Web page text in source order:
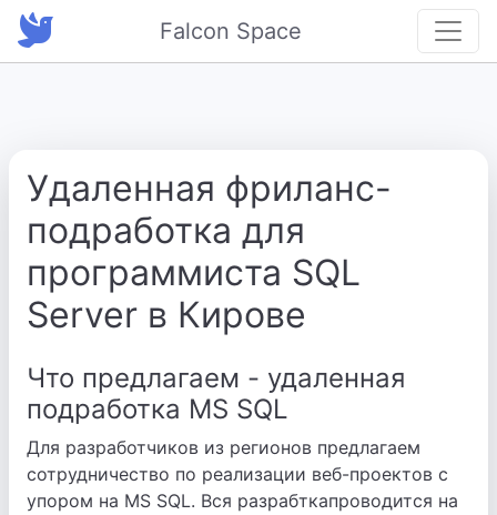
Falcon Space
Удаленная фриланс-
подработка для
программиста SQL
Server в Кирове
Что предлагаем - удаленная
подработка MS SQL
Для разработчиков из регионов предлагаем
сотрудничество по реализации веб-проектов с
упором на MS SQL. Вся разрабткапроводится на